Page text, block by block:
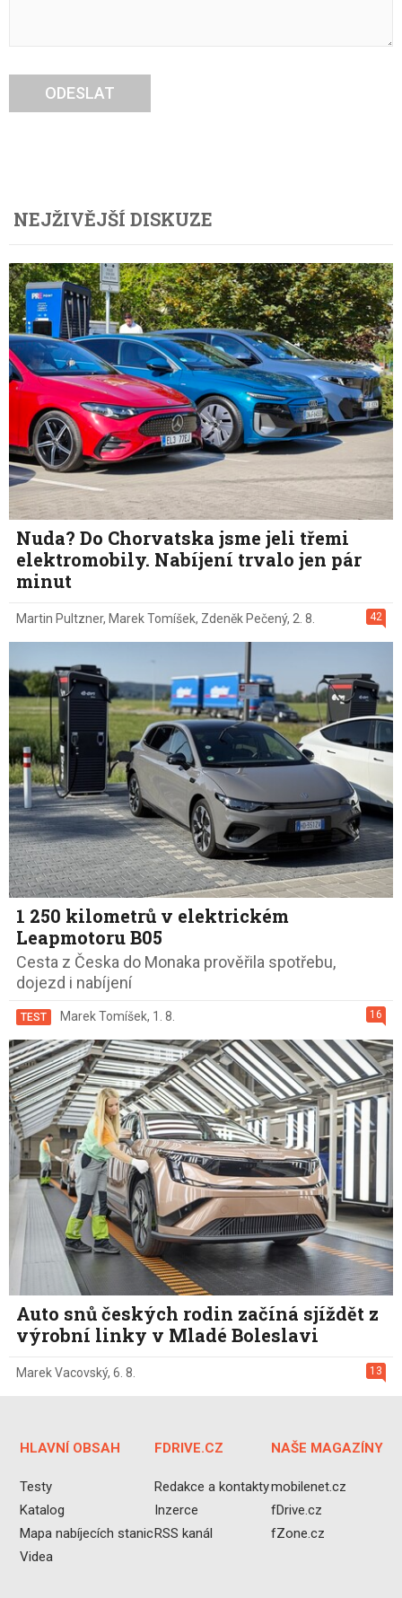
ODESLAT
NEJŽIVĚJŠÍ DISKUZE
Nuda? Do Chorvatska jsme jeli třemi
elektromobily. Nabíjení trvalo jen pár
minut
42
Martin Pultzner, Marek Tomíšek, Zdeněk Pečený, 2. 8.
1 250 kilometrů v elektrickém
Leapmotoru B05
Cesta z Česka do Monaka prověřila spotřebu,
dojezd i nabíjení
16
TEST Marek Tomíšek, 1. 8.
Auto snů českých rodin začíná sjíždět z
výrobní linky v Mladé Boleslavi
13
Marek Vacovský, 6. 8.
HLAVNÍ OBSAH
Testy
Katalog
Mapa nabíjecích stanic
Videa
FDRIVE.CZ
Redakce a kontakty
Inzerce
RSS kanál
NAŠE MAGAZÍNY
mobilenet.cz
fDrive.cz
fZone.cz